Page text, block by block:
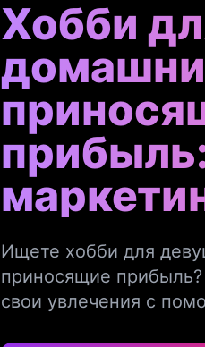
Хобби
Ищете хобби для
приносящие прибыль?
свои увлечения с